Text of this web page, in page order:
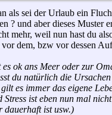
als sei der Urlaub ein
? und aber dieses Muster
mehr, weil nun hast du
vor dem, bzw vor dessen
ok ans Meer oder zur
du natürlich die Ursachen
es immer das eigene
Stress ist eben nun mal
dauerhaft ist usw.)